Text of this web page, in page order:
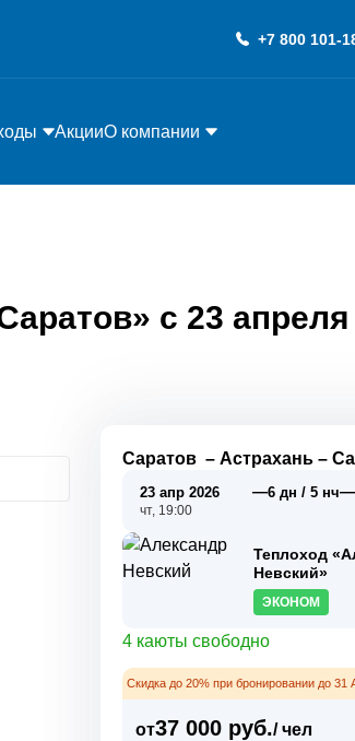
+7 800 101-
АкцииО компании
с 23 апреля
Саратов –Астрахань –
23 апр 2026
чт, 19:00
—6 дн / 5 нч—
Теплоход
Невский»
ЭКОНОМ
4 каюты свободно
Скидка до 20% при бронировании до 31
от37 000 руб./ чел